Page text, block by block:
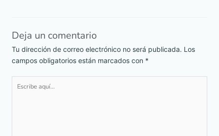
Deja un comentario
Tu dirección de correo electrónico no será publicada. Los
campos obligatorios están marcados con *